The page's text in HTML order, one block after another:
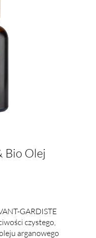
Bio Olej
GARDISTE
czystego,
arganowego